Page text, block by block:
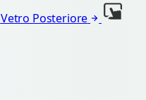
Vetro Posteriore